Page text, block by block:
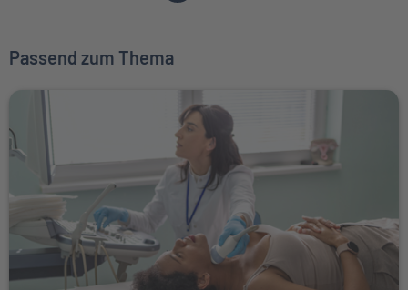
Passend zum Thema